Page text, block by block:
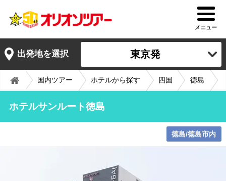
メニュー
出発地を選択 東京発
国内ツアー ホテルから探す 四国 徳島
ホテルサンルート徳島
徳島/徳島市内